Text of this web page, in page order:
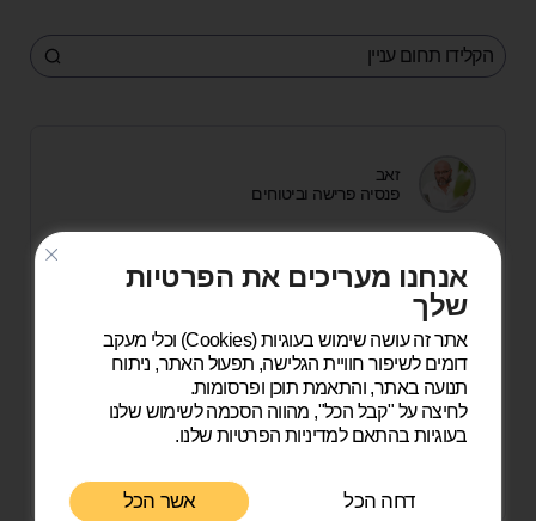
אנחנו מעריכים את הפרטיות
שלך
אתר זה עושה שימוש בעוגיות (Cookies) וכלי מעקב
דומים לשיפור חוויית הגלישה, תפעול האתר, ניתוח
תנועה באתר, והתאמת תוכן ופרסומות.
לחיצה על "קבל הכל", מהווה הסכמה לשימוש שלנו
בעוגיות בהתאם למדיניות הפרטיות שלנו.
דחה הכל אשר הכל
זאב
פנסיה פרישה וביטוחים
התחלה מוקדמת משנה את
העתיד?
החיסכון לפנסיה הוא כמו זריעה בגינה – ככל
שמתחילים מוקדם יותר, כך הפריחה הכלכלית בגיל
הפרישה תהיה עוצמתית יותר. אפקט הריבית דריבית
וכיסויים ביטוחיים הופכים את קרן הפנסיה להשקעה